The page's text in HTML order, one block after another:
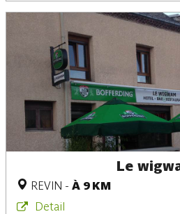
Le
REVIN - À 9 KM
Detail